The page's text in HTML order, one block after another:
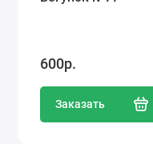
600р.
Заказать